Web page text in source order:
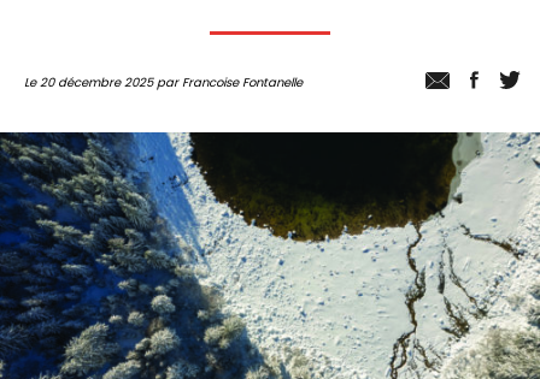
Le 20 décembre 2025 par Francoise Fontanelle